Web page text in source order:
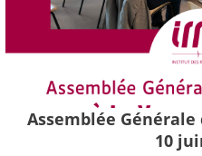
Assemblée Générale
10